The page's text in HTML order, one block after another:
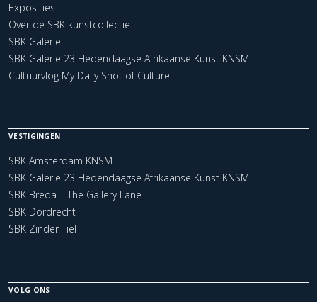
Exposities
Over de SBK kunstcollectie
SBK Galerie
SBK Galerie 23 Hedendaagse Afrikaanse Kunst KNSM
Cultuurvlog My Daily Shot of Culture
VESTIGINGEN
SBK Amsterdam KNSM
SBK Galerie 23 Hedendaagse Afrikaanse Kunst KNSM
SBK Breda | The Gallery Lane
SBK Dordrecht
SBK Zinder Tiel
VOLG ONS